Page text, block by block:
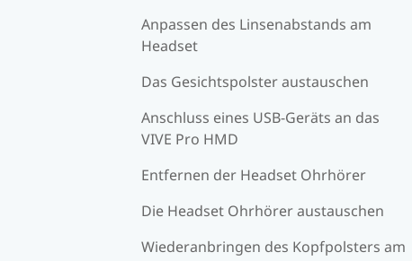
Anpassen des Linsenabstands am
Headset
Das Gesichtspolster austauschen
Anschluss eines USB-Geräts an das
VIVE Pro HMD
Entfernen der Headset Ohrhörer
Die Headset Ohrhörer austauschen
Wiederanbringen des Kopfpolsters am